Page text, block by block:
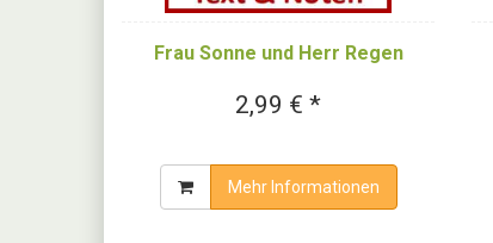
Frau Sonne und Herr Regen
2,99 € *
Mehr Informationen